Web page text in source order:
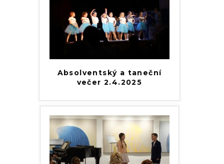
Absolventský a taneční
večer 2.4.2025